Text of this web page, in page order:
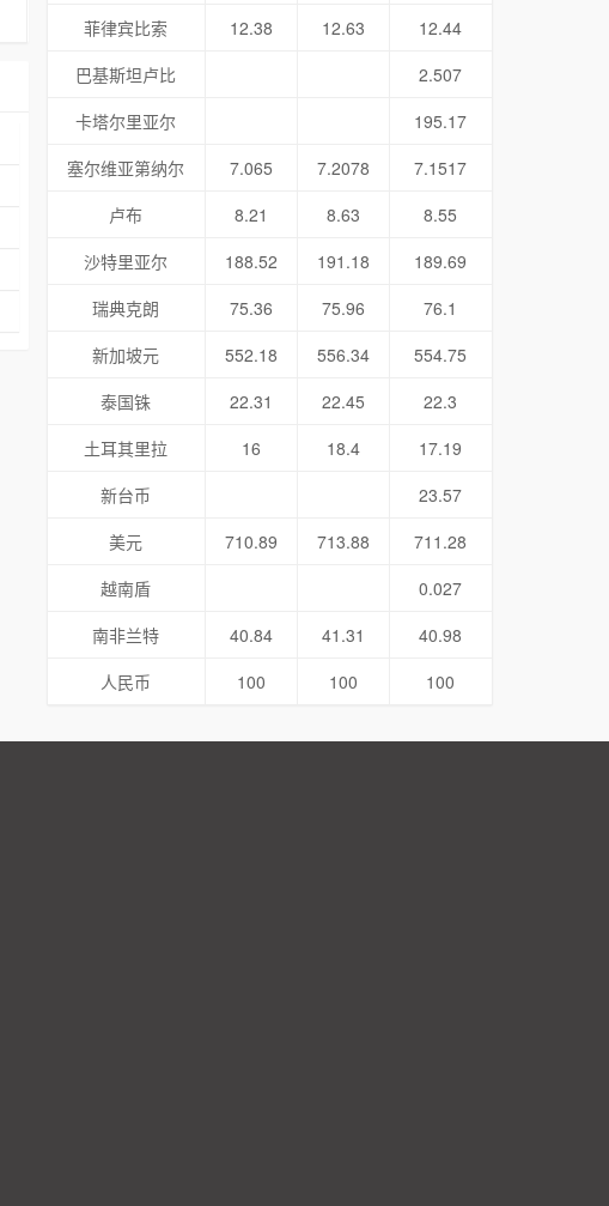
菲律宾比索
12.38 12.63
12.44
巴基斯坦卢比
2.507
卡塔尔里亚尔
195.17
塞尔维亚第纳尔
7.065 7.2078
7.1517
卢布
8.21 8.63
8.55
沙特里亚尔
188.52 191.18
189.69
瑞典克朗
75.36 75.96
76.1
新加坡元
552.18 556.34
554.75
泰国铢
22.31 22.45
22.3
土耳其里拉
16 18.4
17.19
新台币
23.57
美元
710.89 713.88
711.28
越南盾
0.027
南非兰特
40.84 41.31
40.98
人民币
100 100 100